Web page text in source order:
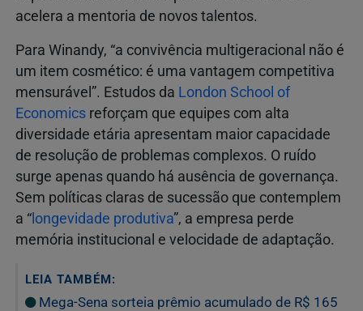
acelera a mentoria de novos talentos.
Para Winandy, “a convivência multigeracional não é
um item cosmético: é uma vantagem competitiva
mensurável”. Estudos da London School of
Economics reforçam que equipes com alta
diversidade etária apresentam maior capacidade
de resolução de problemas complexos. O ruído
surge apenas quando há ausência de governança.
Sem políticas claras de sucessão que contemplem
a “ longevidade produtiva”, a empresa perde
memória institucional e velocidade de adaptação.
LEIA TAMBÉM:
Mega-Sena sorteia prêmio acumulado de R$ 165